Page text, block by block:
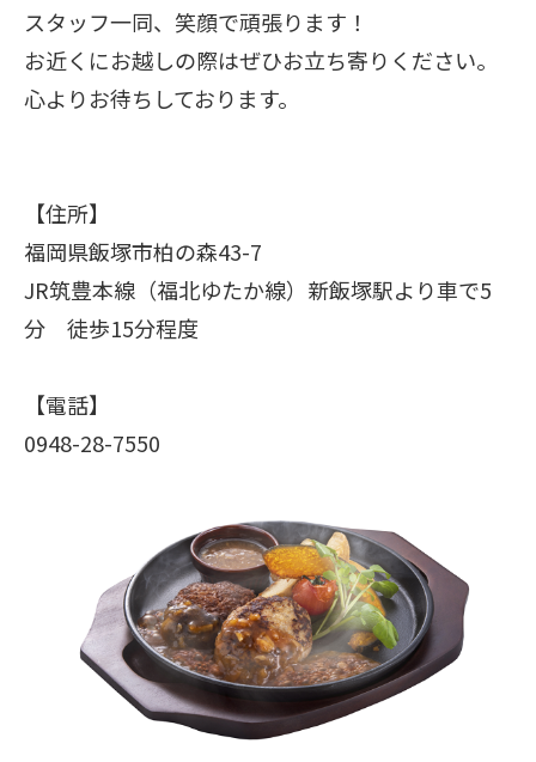
スタッフ一同、笑顔で頑張ります！
お近くにお越しの際はぜひお立ち寄りください。
心よりお待ちしております。
【住所】
福岡県飯塚市柏の森43-7
JR筑豊本線（福北ゆたか線）新飯塚駅より車で5
分 徒歩15分程度
【電話】
0948-28-7550